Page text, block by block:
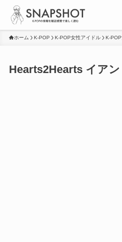
ホーム K-POP K-POP女性アイドル K-
Hearts2Hearts イアン